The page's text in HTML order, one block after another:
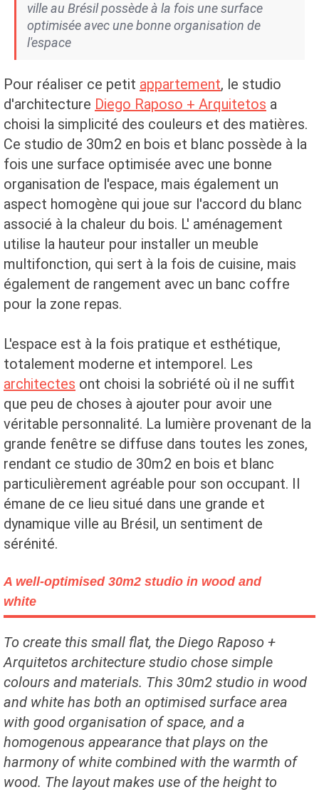
ville au Brésil possède à la fois une surface
optimisée avec une bonne organisation de
l'espace
Pour réaliser ce petit appartement, le studio
d'architecture Diego Raposo + Arquitetos a
choisi la simplicité des couleurs et des matières.
Ce studio de 30m2 en bois et blanc possède à la
fois une surface optimisée avec une bonne
organisation de l'espace, mais également un
aspect homogène qui joue sur l'accord du blanc
associé à la chaleur du bois. L' aménagement
utilise la hauteur pour installer un meuble
multifonction, qui sert à la fois de cuisine, mais
également de rangement avec un banc coffre
pour la zone repas.
L'espace est à la fois pratique et esthétique,
totalement moderne et intemporel. Les
architectes ont choisi la sobriété où il ne suffit
que peu de choses à ajouter pour avoir une
véritable personnalité. La lumière provenant de la
grande fenêtre se diffuse dans toutes les zones,
rendant ce studio de 30m2 en bois et blanc
particulièrement agréable pour son occupant. Il
émane de ce lieu situé dans une grande et
dynamique ville au Brésil, un sentiment de
sérénité.
A well-optimised 30m2 studio in wood and
white
To create this small flat, the Diego Raposo +
Arquitetos architecture studio chose simple
colours and materials. This 30m2 studio in wood
and white has both an optimised surface area
with good organisation of space, and a
homogenous appearance that plays on the
harmony of white combined with the warmth of
wood. The layout makes use of the height to